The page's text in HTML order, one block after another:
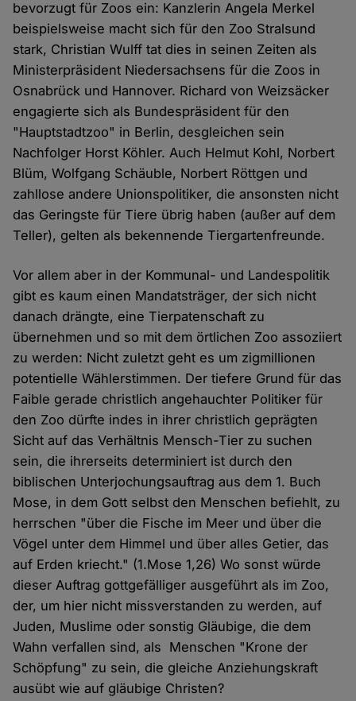
bevorzugt für Zoos ein: Kanzlerin Angela Merkel
beispielsweise macht sich für den Zoo Stralsund
stark, Christian Wulff tat dies in seinen Zeiten als
Ministerpräsident Niedersachsens für die Zoos in
Osnabrück und Hannover. Richard von Weizsäcker
engagierte sich als Bundespräsident für den
"Hauptstadtzoo" in Berlin, desgleichen sein
Nachfolger Horst Köhler. Auch Helmut Kohl, Norbert
Blüm, Wolfgang Schäuble, Norbert Röttgen und
zahllose andere Unionspolitiker, die ansonsten nicht
das Geringste für Tiere übrig haben (außer auf dem
Teller), gelten als bekennende Tiergartenfreunde.
Vor allem aber in der Kommunal- und Landespolitik
gibt es kaum einen Mandatsträger, der sich nicht
danach drängte, eine Tierpatenschaft zu
übernehmen und so mit dem örtlichen Zoo assoziiert
zu werden: Nicht zuletzt geht es um zigmillionen
potentielle Wählerstimmen. Der tiefere Grund für das
Faible gerade christlich angehauchter Politiker für
den Zoo dürfte indes in ihrer christlich geprägten
Sicht auf das Verhältnis Mensch-Tier zu suchen
sein, die ihrerseits determiniert ist durch den
biblischen Unterjochungsauftrag aus dem 1. Buch
Mose, in dem Gott selbst den Menschen befiehlt, zu
herrschen "über die Fische im Meer und über die
Vögel unter dem Himmel und über alles Getier, das
auf Erden kriecht." (1.Mose 1,26) Wo sonst würde
dieser Auftrag gottgefälliger ausgeführt als im Zoo,
der, um hier nicht missverstanden zu werden, auf
Juden, Muslime oder sonstig Gläubige, die dem
Wahn verfallen sind, als Menschen "Krone der
Schöpfung" zu sein, die gleiche Anziehungskraft
ausübt wie auf gläubige Christen?